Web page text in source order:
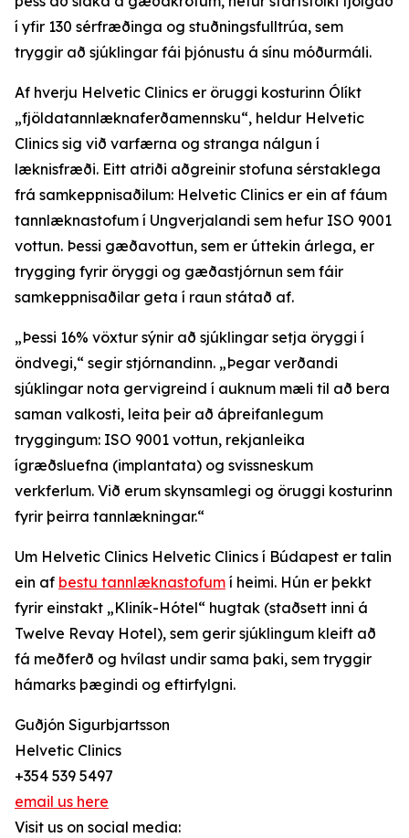
í yfir 130 sérfræðinga og stuðningsfulltrúa, sem
tryggir að sjúklingar fái þjónustu á sínu móðurmáli.
Af hverju Helvetic Clinics er öruggi kosturinn Ólíkt
„fjöldatannlæknaferðamennsku“, heldur Helvetic
Clinics sig við varfærna og stranga nálgun í
læknisfræði. Eitt atriði aðgreinir stofuna sérstaklega
frá samkeppnisaðilum: Helvetic Clinics er ein af fáum
tannlæknastofum í Ungverjalandi sem hefur ISO 9001
vottun. Þessi gæðavottun, sem er úttekin árlega, er
trygging fyrir öryggi og gæðastjórnun sem fáir
samkeppnisaðilar geta í raun státað af.
„Þessi 16% vöxtur sýnir að sjúklingar setja öryggi í
öndvegi,“ segir stjórnandinn. „Þegar verðandi
sjúklingar nota gervigreind í auknum mæli til að bera
saman valkosti, leita þeir að áþreifanlegum
tryggingum: ISO 9001 vottun, rekjanleika
ígræðsluefna (implantata) og svissneskum
verkferlum. Við erum skynsamlegi og öruggi kosturinn
fyrir þeirra tannlækningar.“
Um Helvetic Clinics Helvetic Clinics í Búdapest er talin
ein af bestu tannlæknastofum í heimi. Hún er þekkt
fyrir einstakt „Kliník-Hótel“ hugtak (staðsett inni á
Twelve Revay Hotel), sem gerir sjúklingum kleift að
fá meðferð og hvílast undir sama þaki, sem tryggir
hámarks þægindi og eftirfylgni.
Guðjón Sigurbjartsson
Helvetic Clinics
+354 539 5497
email us here
Visit us on social media: